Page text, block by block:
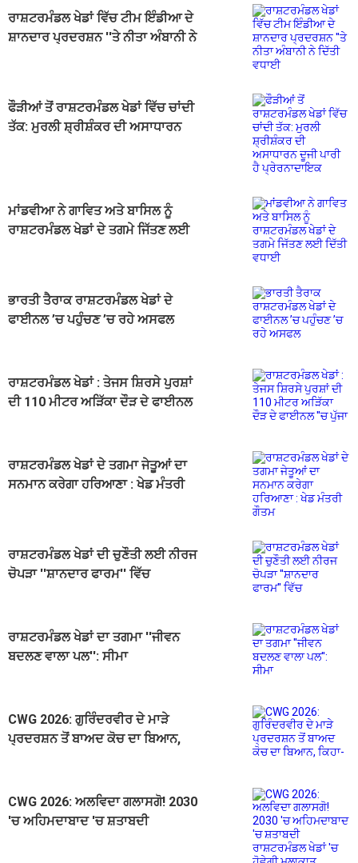
ਰਾਸ਼ਟਰਮੰਡਲ ਖੇਡਾਂ ਵਿੱਚ ਟੀਮ ਇੰਡੀਆ ਦੇ
ਸ਼ਾਨਦਾਰ ਪ੍ਰਦਰਸ਼ਨ ''ਤੇ ਨੀਤਾ ਅੰਬਾਨੀ ਨੇ
ਫੌੜੀਆਂ ਤੋਂ ਰਾਸ਼ਟਰਮੰਡਲ ਖੇਡਾਂ ਵਿੱਚ ਚਾਂਦੀ
ਤੱਕ: ਮੁਰਲੀ ​​ਸ਼੍ਰੀਸ਼ੰਕਰ ਦੀ ਅਸਾਧਾਰਨ
ਮਾਂਡਵੀਆ ਨੇ ਗਾਵਿਤ ਅਤੇ ਬਾਸਿਲ ਨੂੰ
ਰਾਸ਼ਟਰਮੰਡਲ ਖੇਡਾਂ ਦੇ ਤਗਮੇ ਜਿੱਤਣ ਲਈ
ਭਾਰਤੀ ਤੈਰਾਕ ਰਾਸ਼ਟਰਮੰਡਲ ਖੇਡਾਂ ਦੇ
ਫਾਈਨਲ ’ਚ ਪਹੁੰਚਣ ’ਚ ਰਹੇ ਅਸਫਲ
ਰਾਸ਼ਟਰਮੰਡਲ ਖੇਡਾਂ : ਤੇਜਸ ਸ਼ਿਰਸੇ ਪੁਰਸ਼ਾਂ
ਦੀ 110 ਮੀਟਰ ਅੜਿੱਕਾ ਦੌੜ ਦੇ ਫਾਈਨਲ
ਰਾਸ਼ਟਰਮੰਡਲ ਖੇਡਾਂ ਦੇ ਤਗਮਾ ਜੇਤੂਆਂ ਦਾ
ਸਨਮਾਨ ਕਰੇਗਾ ਹਰਿਆਣਾ : ਖੇਡ ਮੰਤਰੀ
ਰਾਸ਼ਟਰਮੰਡਲ ਖੇਡਾਂ ਦੀ ਚੁਣੌਤੀ ਲਈ ਨੀਰਜ
ਚੋਪੜਾ ''ਸ਼ਾਨਦਾਰ ਫਾਰਮ'' ਵਿੱਚ
ਰਾਸ਼ਟਰਮੰਡਲ ਖੇਡਾਂ ਦਾ ਤਗਮਾ ''ਜੀਵਨ
ਬਦਲਣ ਵਾਲਾ ਪਲ'': ਸੀਮਾ
CWG 2026: ਗੁਰਿੰਦਰਵੀਰ ਦੇ ਮਾੜੇ
ਪ੍ਰਦਰਸ਼ਨ ਤੋਂ ਬਾਅਦ ਕੋਚ ਦਾ ਬਿਆਨ,
CWG 2026: ਅਲਵਿਦਾ ਗਲਾਸਗੋ! 2030
'ਚ ਅਹਿਮਦਾਬਾਦ 'ਚ ਸ਼ਤਾਬਦੀ